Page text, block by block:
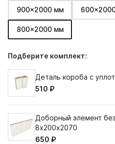
900x2000 мм
800x2000 мм
Подберите комплект:
Деталь короба с
510 ₽
Доборный элемент
8х200х2070
650 ₽